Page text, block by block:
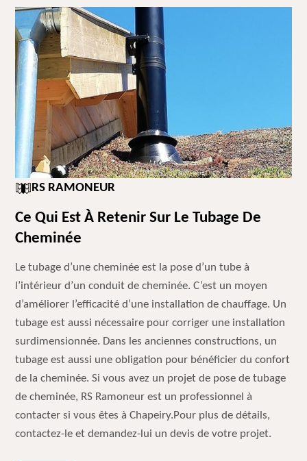
RS RAMONEUR
Ce Qui Est À Retenir Sur Le Tubage De
Cheminée
Le tubage d’une cheminée est la pose d’un tube à
l’intérieur d’un conduit de cheminée. C’est un moyen
d’améliorer l’efficacité d’une installation de chauffage. Un
tubage est aussi nécessaire pour corriger une installation
surdimensionnée. Dans les anciennes constructions, un
tubage est aussi une obligation pour bénéficier du confort
de la cheminée. Si vous avez un projet de pose de tubage
de cheminée, RS Ramoneur est un professionnel à
contacter si vous êtes à Chapeiry.Pour plus de détails,
contactez-le et demandez-lui un devis de votre projet.